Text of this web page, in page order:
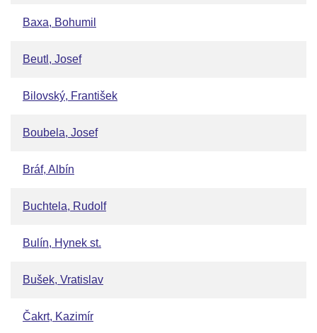
Baxa, Bohumil
Beutl, Josef
Bilovský, František
Boubela, Josef
Bráf, Albín
Buchtela, Rudolf
Bulín, Hynek st.
Bušek, Vratislav
Čakrt, Kazimír